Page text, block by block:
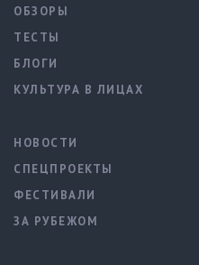
ОБЗОРЫ
ТЕСТЫ
БЛОГИ
КУЛЬТУРА В ЛИЦАХ
НОВОСТИ
СПЕЦПРОЕКТЫ
ФЕСТИВАЛИ
ЗА РУБЕЖОМ